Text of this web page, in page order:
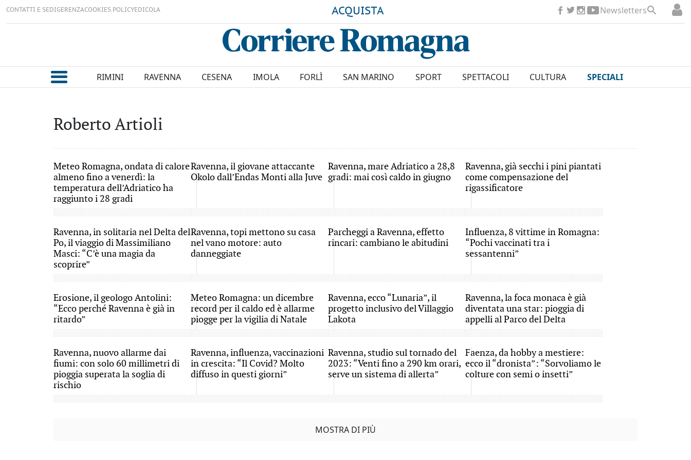
CONTATTI E SEDIGERENZACOOKIES POLICYEDICOLA ACQUISTA Newsletters
RIMINI RAVENNA CESENA IMOLA FORLÌ SAN MARINO SPORT SPETTACOLI CULTURA SPECIALI
Roberto Artioli
Meteo Romagna, ondata di calore
almeno fino a venerdì: la
temperatura dell’Adriatico ha
raggiunto i 28 gradi
Ravenna, il giovane attaccante
Okolo dall’Endas Monti alla Juve
Ravenna, mare Adriatico a 28,8
gradi: mai così caldo in giugno
Ravenna, già secchi i pini piantati
come compensazione del
rigassificatore
Ravenna, in solitaria nel Delta del
Po, il viaggio di Massimiliano
Masci: “C’è una magia da
scoprire”
Ravenna, topi mettono su casa
nel vano motore: auto
danneggiate
Parcheggi a Ravenna, effetto
rincari: cambiano le abitudini
Influenza, 8 vittime in Romagna:
“Pochi vaccinati tra i
sessantenni”
Erosione, il geologo Antolini:
“Ecco perché Ravenna è già in
ritardo”
Meteo Romagna: un dicembre
record per il caldo ed è allarme
piogge per la vigilia di Natale
Ravenna, ecco “Lunaria”, il
progetto inclusivo del Villaggio
Lakota
Ravenna, la foca monaca è già
diventata una star: pioggia di
appelli al Parco del Delta
Ravenna, nuovo allarme dai
fiumi: con solo 60 millimetri di
pioggia superata la soglia di
rischio
Ravenna, influenza, vaccinazioni
in crescita: “Il Covid? Molto
diffuso in questi giorni”
Ravenna, studio sul tornado del
2023: “Venti fino a 290 km orari,
serve un sistema di allerta”
Faenza, da hobby a mestiere:
ecco il “dronista”: “Sorvoliamo le
colture con semi o insetti”
MOSTRA DI PIÙ